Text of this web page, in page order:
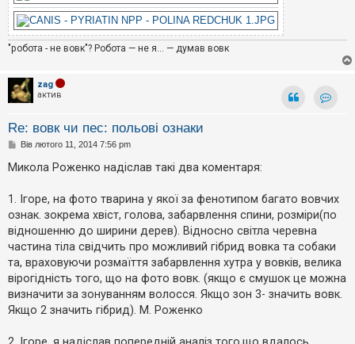
д
е
й
к
т
и
н
і
т
е
м
П
о
ш
у
к
Д
п
"робота - не вовк"? Робота — не я... — думав вовк
zag
актив
Re: вовк чи пес: польові ознаки
П
в
і
о
м
л
н
н
Вів лютого 11, 2014 7:56 pm
Микола Роженко надіслав такі два коментаря:
1. Ігоре, на фото тварина у якої за фенотипом багато вовчих
ознак. зокрема хвіст, голова, забарвлення спини, розміри(по
відношенню до ширини дерев). Відносно світла черевна
частина тіла свідчить про можливий гібрид вовка та собаки
та, враховуючи розмаїття забарвлення хутра у вовків, велика
вірогідність того, що на фото вовк. (якщо є смушок це можна
визначити за зонуванням волосся. Якщо зон 3- значить вовк.
Якщо 2 значить гібрид). М. Роженко
2. Ігоре, я надіслав попередній аналіз того,що вдалось